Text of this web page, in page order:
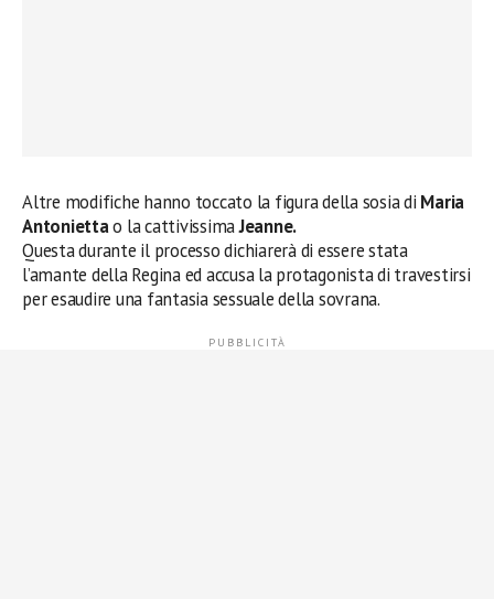
Altre modifiche hanno toccato la figura della sosia di Maria
Antoniettao la cattivissimaJeanne.
Questa durante il processo dichiarerà di essere stata
l’amante della Regina ed accusa la protagonista di travestirsi
per esaudire una fantasia sessuale della sovrana.